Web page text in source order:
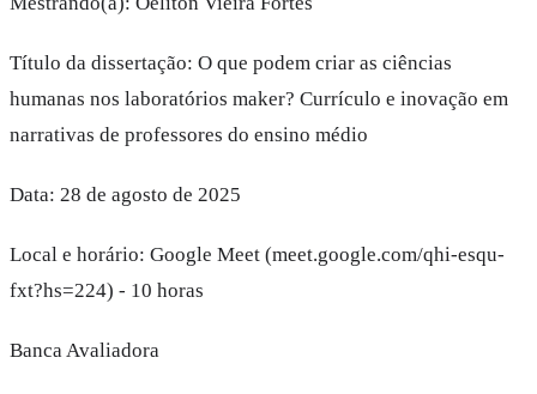
Título da dissertação: O que podem criar as ciências
humanas nos laboratórios maker? Currículo e inovação em
narrativas de professores do ensino médio
Data: 28 de agosto de 2025
Local e horário: Google Meet (meet.google.com/qhi-esqu-
fxt?hs=224) - 10 horas
Banca Avaliadora